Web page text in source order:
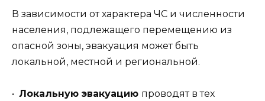
В зависимости от характера ЧС и численности
населения, подлежащего перемещению из
опасной зоны, эвакуация может быть
локальной, местной и региональной.
• Локальную эвакуацию проводят в тех